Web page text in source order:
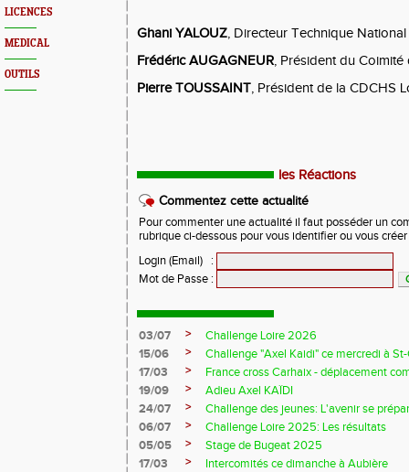
LICENCES
MEDICAL
OUTILS
Ghani YALOUZ, Directeur Technique National
Frédéric AUGAGNEUR, Président du
Pierre TOUSSAINT, Président de la CDCHS
les Réactions
Commentez cette actualité
Pour commenter une actualité il faut posséder un
rubrique ci-dessous pour vous identifier ou vous
Login (Email)
:
Mot de Passe :
03/07 >
Challenge Loire 2026
15/06
>
Challenge "Axel Kaidi" ce mercredi à
17/03
>
France cross Carhaix - déplacement
19/09
>
Adieu Axel KAÏDI
24/07
>
Challenge des jeunes: L'avenir se
06/07
>
Challenge Loire 2025: Les résultats
05/05
>
Stage de Bugeat 2025
17/03
>
Intercomités ce dimanche à Aubière